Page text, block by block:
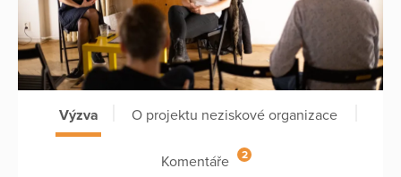
Výzva O projektu neziskové organizace
Komentáře 2